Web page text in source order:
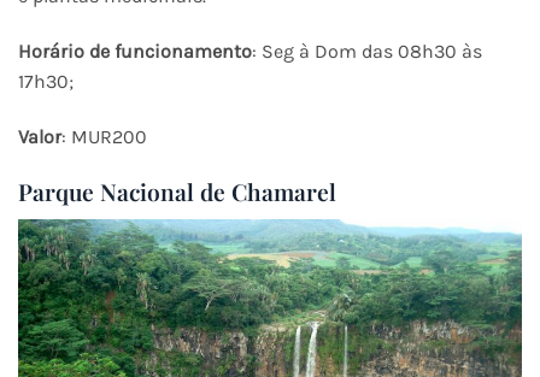
Horário de funcionamento: Seg à Dom das 08h30 às
17h30;
Valor: MUR200
Parque Nacional de Chamarel